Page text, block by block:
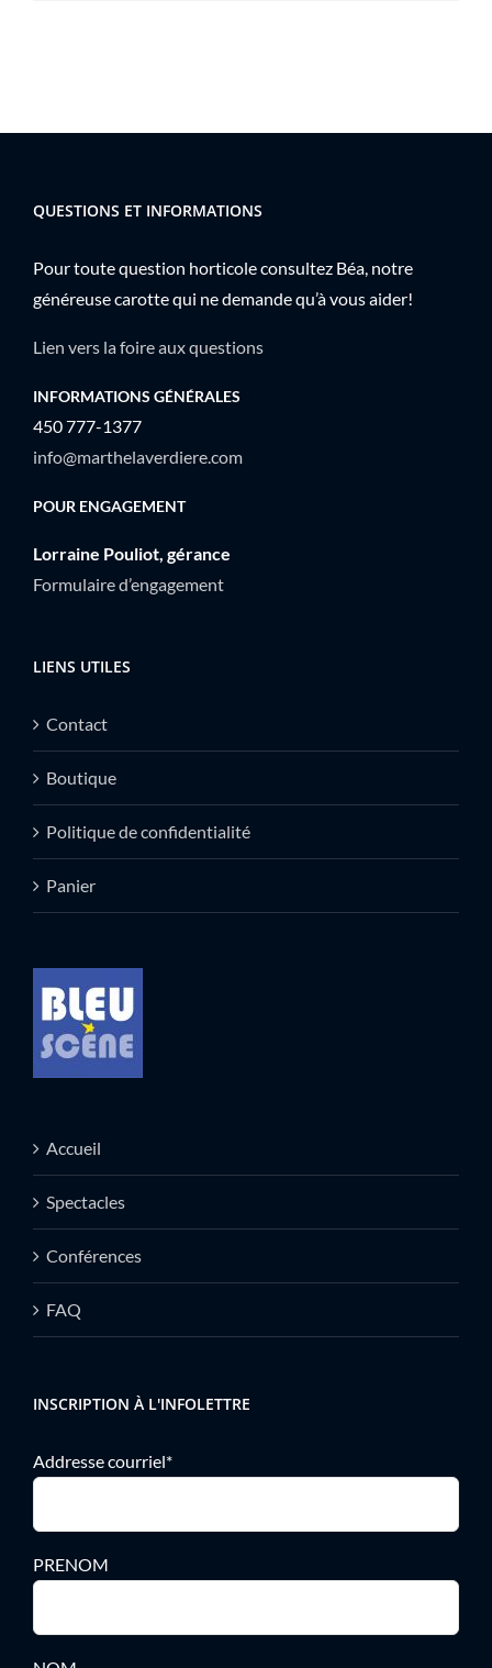
QUESTIONS ET INFORMATIONS
Pour toute question horticole consultez Béa, notre
généreuse carotte qui ne demande qu’à vous aider!
Lien vers la foire aux questions
INFORMATIONS GÉNÉRALES
450 777-1377
info@marthelaverdiere.com
POUR ENGAGEMENT
Lorraine Pouliot, gérance
Formulaire d’engagement
LIENS UTILES
Contact
Boutique
Politique de confidentialité
Panier
Accueil
Spectacles
Conférences
FAQ
INSCRIPTION À L'INFOLETTRE
Addresse courriel*
PRENOM